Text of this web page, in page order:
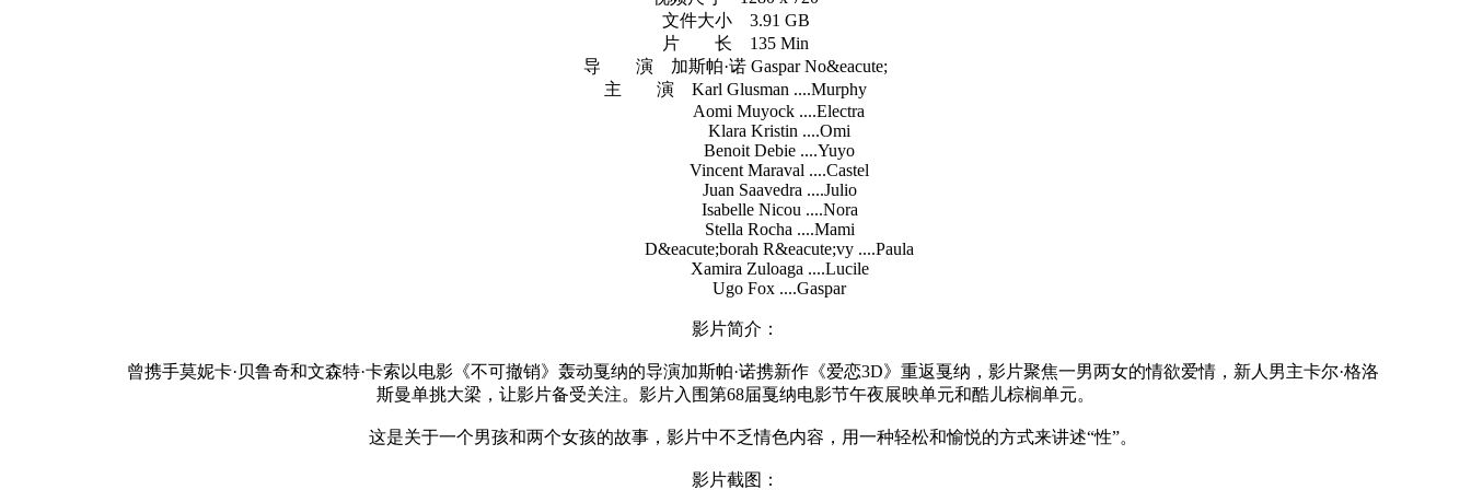
文件大小 3.91 GB
片 长 135 Min
导 演 加斯帕·诺 Gaspar No&eacute;
主 演 Karl Glusman ....Murphy
Aomi Muyock ....Electra
Klara Kristin ....Omi
Benoit Debie ....Yuyo
Vincent Maraval ....Castel
Juan Saavedra ....Julio
Isabelle Nicou ....Nora
Stella Rocha ....Mami
D&eacute;borah R&eacute;vy ....Paula
Xamira Zuloaga ....Lucile
Ugo Fox ....Gaspar
影片简介：
曾携手莫妮卡·贝鲁奇和文森特·卡索以电影《不可撤销》轰动戛纳的导演加斯帕·诺携新作《爱恋3D》重返戛纳，影片聚焦一男两女的情欲爱情，新人男主卡尔·格洛
斯曼单挑大梁，让影片备受关注。影片入围第68届戛纳电影节午夜展映单元和酷儿棕榈单元。
这是关于一个男孩和两个女孩的故事，影片中不乏情色内容，用一种轻松和愉悦的方式来讲述“性”。
影片截图：